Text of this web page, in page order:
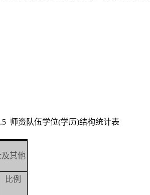
师资队伍学位(学历)结构统计表
及其他
比例